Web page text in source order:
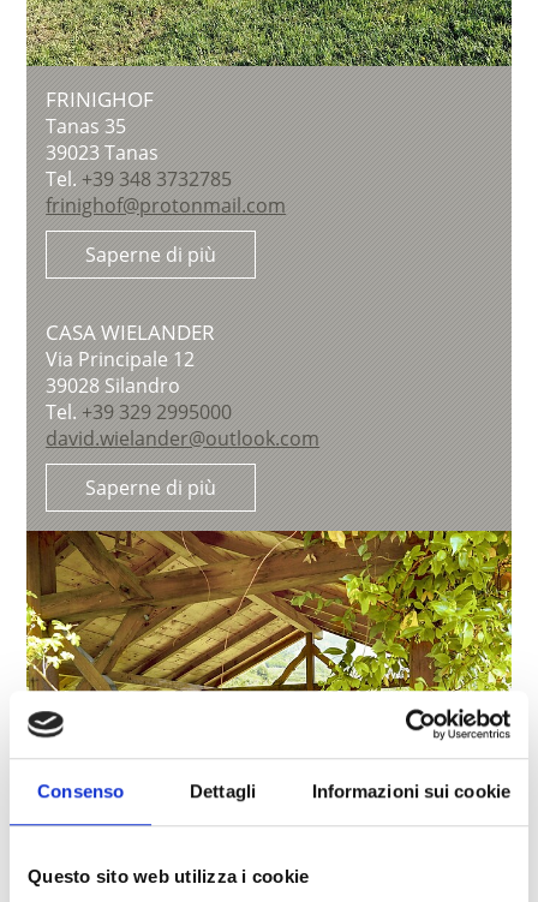
Consenso Dettagli Informazioni sui cookie
Questo sito web utilizza i cookie
FRINIGHOF
Tanas 35
39023Tanas
Tel.+39 348 3732785
frinighof@protonmail.com
Saperne di più
CASA WIELANDER
Via Principale 12
39028Silandro
Tel. +39 329 2995000
david.wielander@outlook.com
Saperne di più